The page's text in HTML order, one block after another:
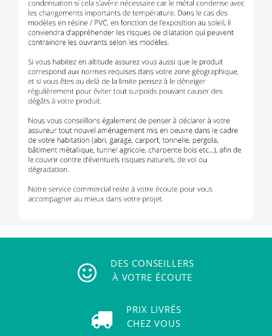
DES CONSEILLERS
À VOTRE ÉCOUTE
PRIX LIVRÉS
CHEZ VOUS